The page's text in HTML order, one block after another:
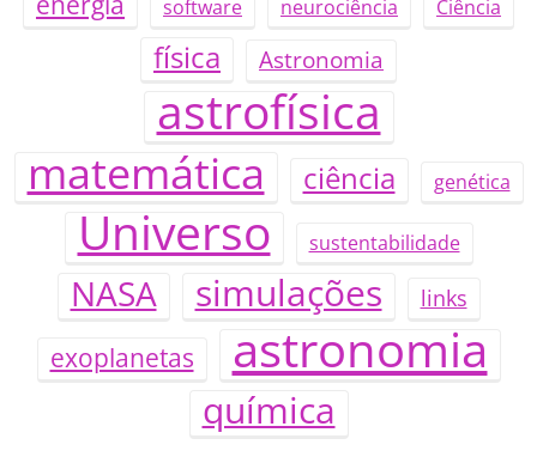
software neurociência Ciência
física Astronomia
astrofísica
matemática ciência genética
Universo sustentabilidade
NASA simulações links
exoplanetas astronomia
química